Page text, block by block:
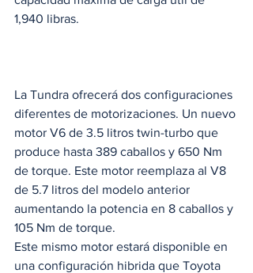
1,940 libras.
La Tundra ofrecerá dos configuraciones
diferentes de motorizaciones. Un nuevo
motor V6 de 3.5 litros twin-turbo que
produce hasta 389 caballos y ​​650 Nm
de torque. Este motor reemplaza al V8
de 5.7 litros del modelo anterior
aumentando la potencia en 8 caballos y
105 Nm de torque.
Este mismo motor estará disponible en
una configuración hibrida que Toyota